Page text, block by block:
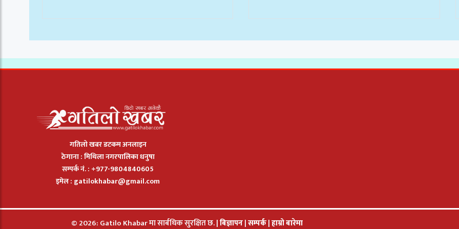
गतिलो खबर डटकम अनलाइन
ठेगाना : मिथिला नगरपालिका धनुषा
सम्पर्क नं. : +977-9804840605
इमेल : gatilokhabar@gmail.com
© 2026: Gatilo Khabar मा सार्बधिक सुरक्षित छ. |बिज्ञापन|सम्पर्क|हाम्रो बारेमा